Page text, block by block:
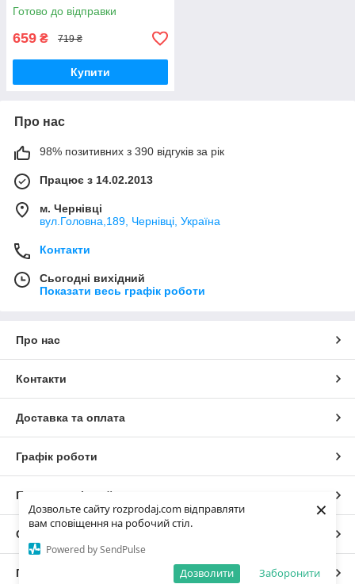
Дозвольте сайту rozprodaj.com відправляти
вам сповіщення на робочий стіл.
Powered by SendPulse
Заборонити
Дозволити
×
Готово до відправки
659 ₴ 719 ₴
Купити
Про нас
98% позитивних з 390 відгуків за рік
Працює з 14.02.2013
м. Чернівці
вул.Головна,189, Чернівці, Україна
Контакти
Сьогодні вихідний
Показати весь графік роботи
Про нас
Контакти
Доставка та оплата
Графік роботи
Повна версія сайту
Сайт створено на маркетплейсі
Політика конфіденційності